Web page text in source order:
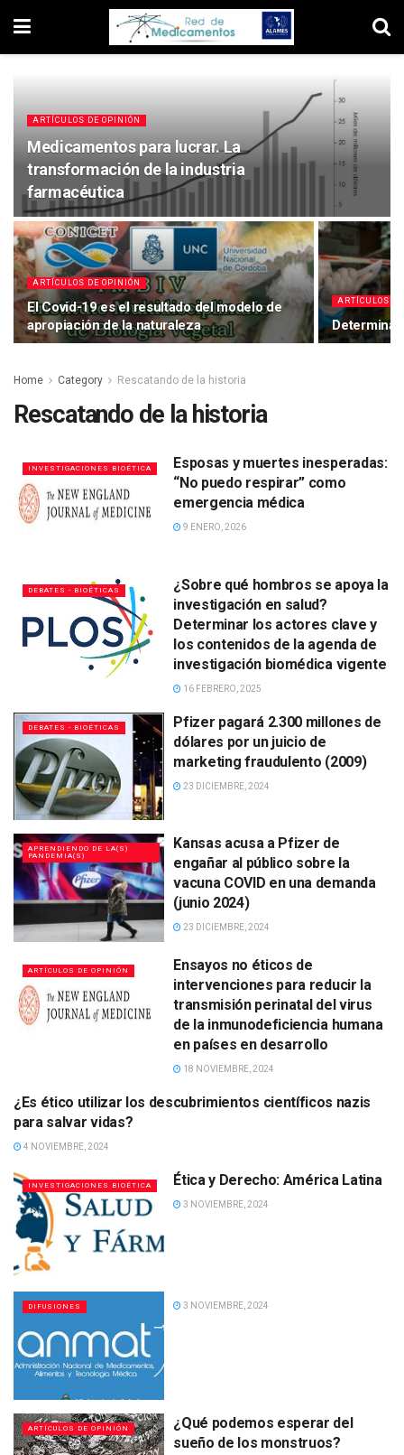
ARTÍCULOS DE OPINIÓN
Medicamentos para lucrar. La
transformación de la industria
farmacéutica
ARTÍCULOS DE OPINIÓN
El Covid-19 es el resultado del modelo de
apropiación de la naturaleza
ARTÍCULOS
Home Category Rescatando de la historia
Rescatando de la historia
INVESTIGACIONES BIOÉTICA
Esposas y muertes inesperadas:
“No puedo respirar” como
emergencia médica
9 ENERO, 2026
DEBATES - BIOÉTICAS
¿Sobre qué hombros se apoya la
investigación en salud?
Determinar los actores clave y
los contenidos de la agenda de
investigación biomédica vigente
16 FEBRERO, 2025
DEBATES - BIOÉTICAS
Pfizer pagará 2.300 millones de
dólares por un juicio de
marketing fraudulento (2009)
23 DICIEMBRE, 2024
APRENDIENDO DE LA(S)
PANDEMIA(S)
Kansas acusa a Pfizer de
engañar al público sobre la
vacuna COVID en una demanda
(junio 2024)
23 DICIEMBRE, 2024
ARTÍCULOS DE OPINIÓN
Ensayos no éticos de
intervenciones para reducir la
transmisión perinatal del virus
de la inmunodeficiencia humana
en países en desarrollo
18 NOVIEMBRE, 2024
DEBATES - BIOÉTICAS
¿Es ético utilizar los descubrimientos científicos nazis
para salvar vidas?
4 NOVIEMBRE, 2024
INVESTIGACIONES BIOÉTICA Ética y Derecho: América Latina
3 NOVIEMBRE, 2024
DIFUSIONES 3 NOVIEMBRE, 2024
ARTÍCULOS DE OPINIÓN
¿Qué podemos esperar del
sueño de los monstruos?